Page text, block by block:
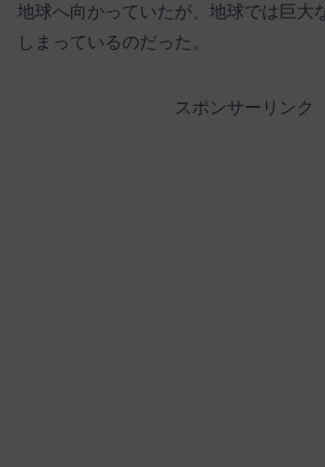
地球へ向かっていたが、地球では巨大
しまっているのだった。
スポンサーリンク